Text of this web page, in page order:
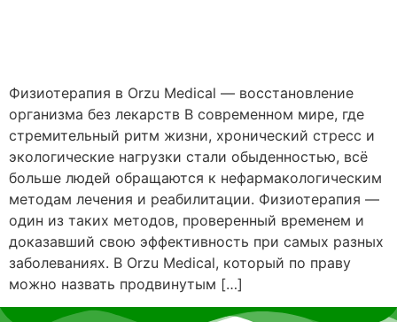
Физиотерапия в Orzu Medical — восстановление
организма без лекарств В современном мире, где
стремительный ритм жизни, хронический стресс и
экологические нагрузки стали обыденностью, всё
больше людей обращаются к нефармакологическим
методам лечения и реабилитации. Физиотерапия —
один из таких методов, проверенный временем и
доказавший свою эффективность при самых разных
заболеваниях. В Orzu Medical, который по праву
можно назвать продвинутым […]